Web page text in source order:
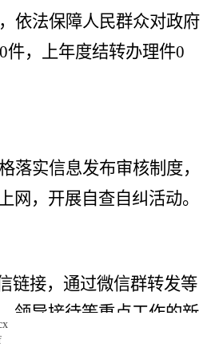
依法保障人民群众对政府
件，上年度结转办理件0
落实信息发布审核制度，
网，开展自查自纠活动。
链接， 通过微信群转发等
领导接待等重点工作的新